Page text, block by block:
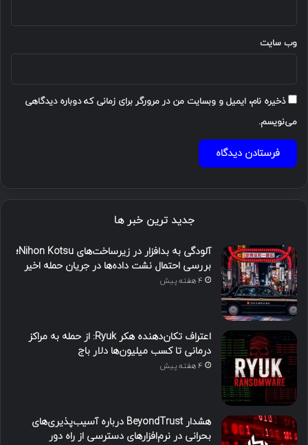
وب‌ سایت
ذخیره نام، ایمیل و وبسایت من در مرورگر برای زمانی که دوباره دیدگاهی
می‌نویسم.
جدید ترین خبر ها
آلودگی به بدافزار در زیرساخت‌های Nihon Kotsu؛
بررسی احتمال نشت داده‌ها در جریان حمله اخیر
4 هفته پیش
اعتراف تکان‌دهنده هکر Ryuk: از حمله به مراکز
درمانی تا کسب میلیون‌ها دلار باج
4 هفته پیش
هشدار BeyondTrust درباره آسیب‌پذیری‌های
بحرانی در نرم‌افزارهای دسترسی از راه دور